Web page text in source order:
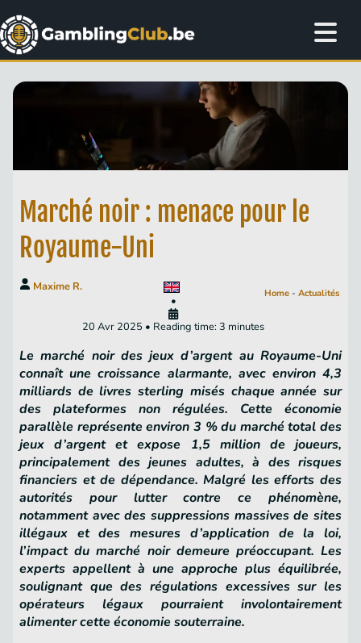
Marché noir : menace pour le
Royaume-Uni
Maxime R.
•
20 Avr 2025 • Reading time: 3 minutes
Home - Actualités
Le marché noir des jeux d’argent au Royaume-Uni
connaît une croissance alarmante, avec environ 4,3
milliards de livres sterling misés chaque année sur
des plateformes non régulées. Cette économie
parallèle représente environ 3 % du marché total des
jeux d’argent et expose 1,5 million de joueurs,
principalement des jeunes adultes, à des risques
financiers et de dépendance. Malgré les efforts des
autorités pour lutter contre ce phénomène,
notamment avec des suppressions massives de sites
illégaux et des mesures d’application de la loi,
l’impact du marché noir demeure préoccupant. Les
experts appellent à une approche plus équilibrée,
soulignant que des régulations excessives sur les
opérateurs légaux pourraient involontairement
alimenter cette économie souterraine.